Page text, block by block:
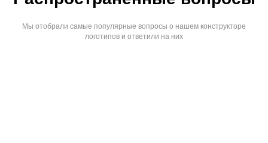
Мы отобрали самые популярные вопросы о нашем конструкторе
логотипов и ответили на них